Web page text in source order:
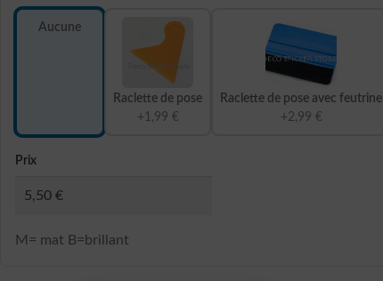
Aucune
Raclette de pose
+1,99 €
Raclette de pose avec feutrine
+2,99 €
Prix
M= mat B=brillant